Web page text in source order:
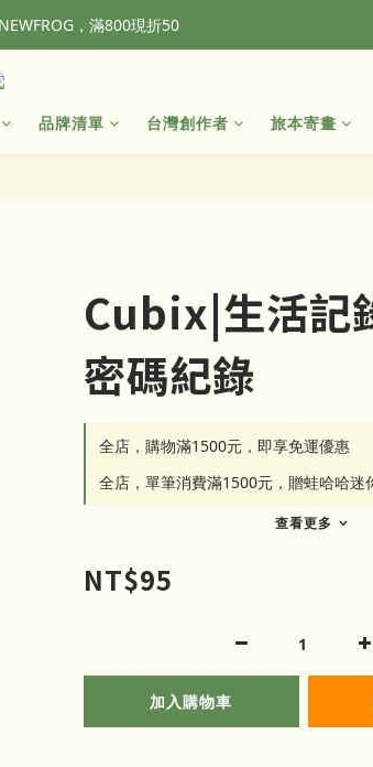
元免運！ ，滿800現折50
免運！
品牌清單 台灣創作者 旅本寄畫
Cubix|生活記
密碼紀錄
全店，購物滿1500元，即享免運優惠
全店，單筆消費滿1500元，贈蛙哈哈迷
查看更多
NT$95
加入購物車